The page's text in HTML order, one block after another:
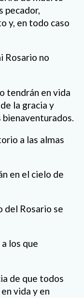
pecador,
y, en todo caso
Rosario no
tendrán en vida
la gracia y
a las almas
en el cielo de
del Rosario se
los que
de que todos
vida y en